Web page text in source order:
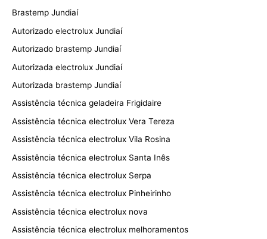
Brastemp Jundiaí
Autorizado electrolux Jundiaí
Autorizado brastemp Jundiaí
Autorizada electrolux Jundiaí
Autorizada brastemp Jundiaí
Assistência técnica geladeira Frigidaire
Assistência técnica electrolux Vera Tereza
Assistência técnica electrolux Vila Rosina
Assistência técnica electrolux Santa Inês
Assistência técnica electrolux Serpa
Assistência técnica electrolux Pinheirinho
Assistência técnica electrolux nova
Assistência técnica electrolux melhoramentos